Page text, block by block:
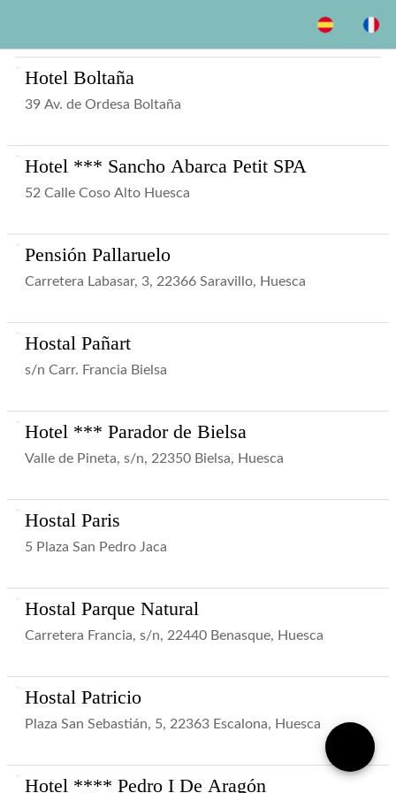
Hotel Boltaña
39 Av. de Ordesa Boltaña
Hotel *** Sancho Abarca Petit SPA
52 Calle Coso Alto Huesca
Pensión Pallaruelo
Carretera Labasar, 3, 22366 Saravillo, Huesca
Hostal Pañart
s/n Carr. Francia Bielsa
Hotel *** Parador de Bielsa
Valle de Pineta, s/n, 22350 Bielsa, Huesca
Hostal Paris
5 Plaza San Pedro Jaca
Hostal Parque Natural
Carretera Francia, s/n, 22440 Benasque, Huesca
Hostal Patricio
Plaza San Sebastián, 5, 22363 Escalona, Huesca
Hotel **** Pedro I De Aragón